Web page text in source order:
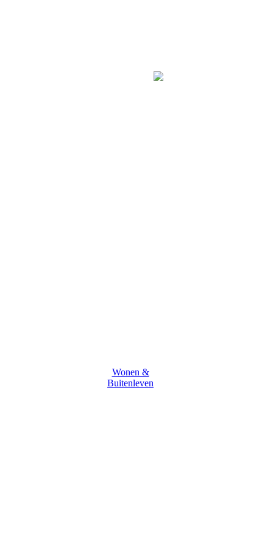
Wonen &
Buitenleven